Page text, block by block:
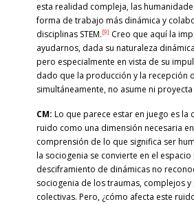
esta realidad compleja, las
forma de trabajo más dinámica y
disciplinas STEM.[9] Creo que aquí la
ayudarnos, dada su naturaleza
pero especialmente en vista de su
dado que la producción y la recepción
simultáneamente, no asume ni
CM: Lo que parece estar en juego es la
ruido como una dimensión necesaria
comprensión de lo que significa ser
la sociogenia se convierte en el
desciframiento de dinámicas no
sociogenia de los traumas, complejos
colectivas. Pero, ¿cómo afecta este